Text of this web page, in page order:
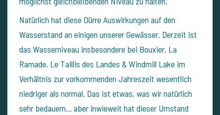
Natürlich hat diese Dürre Auswirkungen auf den
Wasserstand an einigen unserer Gewässer. Derzeit ist
das Wasserniveau insbesondere bei Bouxier, La
Ramade, Le Taillis des Landes & Windmill Lake im
Verhältnis zur vorkommenden Jahreszeit wesentlich
niedriger als normal. Das ist etwas, was wir natürlich
sehr bedauern... aber inwieweit hat dieser Umstand